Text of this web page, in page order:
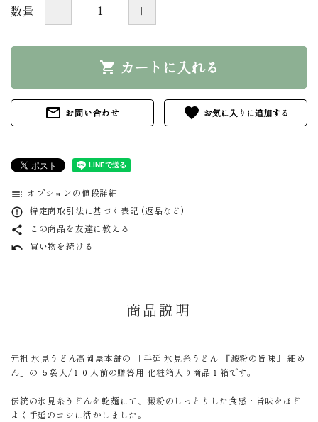
数量 － ＋
shopping_cart カートに入れる
mail_outline お問い合わせ favorite
toc オプションの値段詳細
error_outline 特定商取引法に基づく表記 (返品など)
share この商品を友達に教える
undo 買い物を続ける
商品説明
元祖 氷見うどん高岡屋本舗の 「手延 氷見糸うどん 『澱粉の旨味』 細め
ん」の ５袋入/１０人前の贈答用 化粧箱入り商品１箱です。
伝統の氷見糸うどんを乾麺にて、澱粉のしっとりした食感・旨味をほど
よく手延のコシに活かしました。